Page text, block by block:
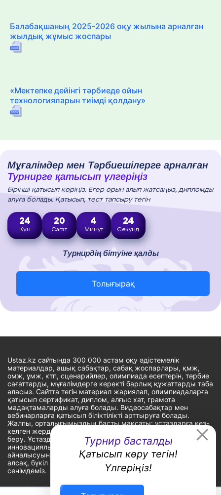
Турнир басталды
Қатысып көру тегін!
Үлгеріңіз!
Балабақшаның 2025-2026 оқу жылына арналған
жылдық жұмыс жоспары
«Мектепке дейінгі тәрбиеде ойын
технологияларын тиімді қолдану»
Мұғалімдер мен Тәрбиешілерге арналған
Турнирге қатысып үлгеріңіз
Бірінші қатысып көріңіз. Егер орын алып жатсаңыз, дипломды
алуға болады. Қатысып, тест тапсыру тегін
24
Күн
20
Сағат
4
Минут
23
Секунд
Турнирдің бітуіне қалды
Толығырақ
Ustaz.kz сайтында 300 000 астам оқу әдістемелік
материалдар, ашық сабақтар, сабақ жоспарлары, қмж,
омж, ұмж, ктп, сценарийлер, олимпиада есептерін, тәрбие
сағаттарды, мұғалімдерге керекті барлық құжаттарды таба
аласыз. Сайтта тегін материал жариялап, олимпиадаларға
қатысып сертификат, диплом, алғыс хат, грамота
мадақтамаларды алуға болады. Видеосабақтар мен
вебинарларға қатысып біліктілікті арттыруға болады.
Жалпы, орталығымыздың басты мақсаты: ұстаздарға кез-
келген жерде, кез-келген уақытта білім алуына мүмкіндік
беру. Ұстаздардың барлық өзекті мәселелеріне
инновациялық шешім тауып, шығармашылық жұмыспен
айналысуына уақыт сыйлау. «Ұстаздарға сапалы білім бере
алсақ, бүкіл Қазақ еліне білім бере аламыз» - деген
сенімдеміз.